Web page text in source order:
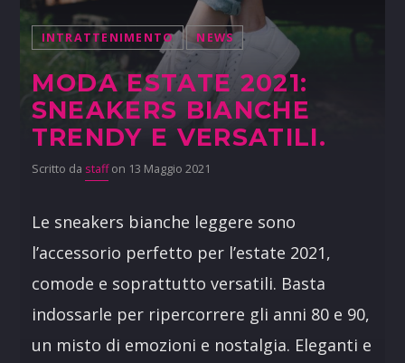
INTRATTENIMENTO NEWS
MODA ESTATE 2021:
SNEAKERS BIANCHE
TRENDY E VERSATILI.
Scritto da staffon 13 Maggio 2021
Le sneakers bianche leggere sono
l’accessorio perfetto per l’estate 2021,
comode e soprattutto versatili. Basta
indossarle per ripercorrere gli anni 80 e 90,
un misto di emozioni e nostalgia. Eleganti e